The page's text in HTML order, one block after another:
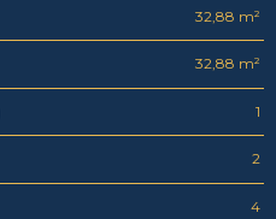
32,88 m²
32,88 m²
1
2
4